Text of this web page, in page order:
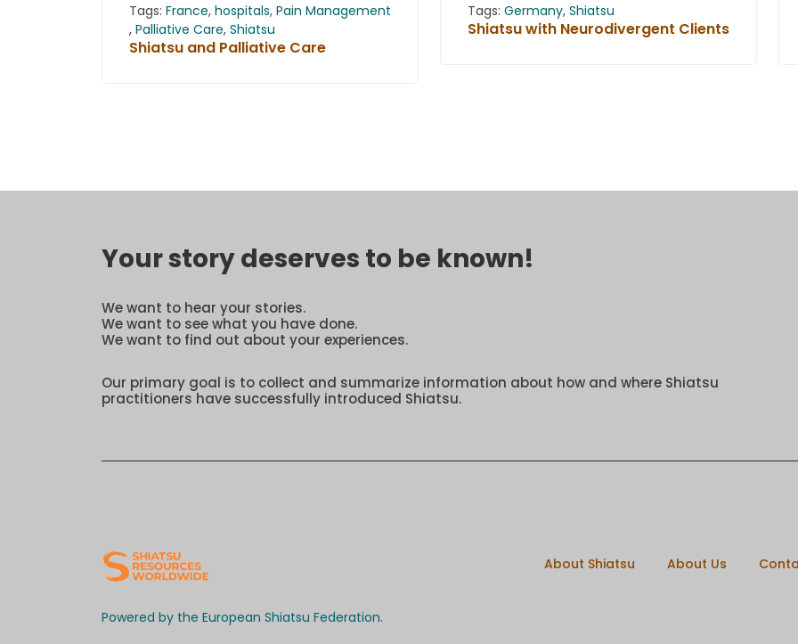
Tags: France, hospitals, Pain Management
, Palliative Care, Shiatsu
Shiatsu and Palliative Care
Tags: Germany, Shiatsu
Shiatsu with Neurodivergent Clients
Your story deserves to be known!
We want to hear your stories.
We want to see what you have done.
We want to find out about your experiences.
Our primary goal is to collect and summarize information about how and where Shiatsu
practitioners have successfully introduced Shiatsu.
Powered by the European Shiatsu Federation.
About Shiatsu About Us